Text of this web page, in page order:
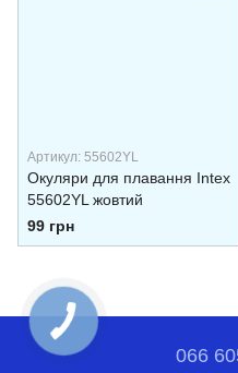
Артикул: 55602YL
Окуляри для плавання Intex
55602YL жовтий
99 грн
066